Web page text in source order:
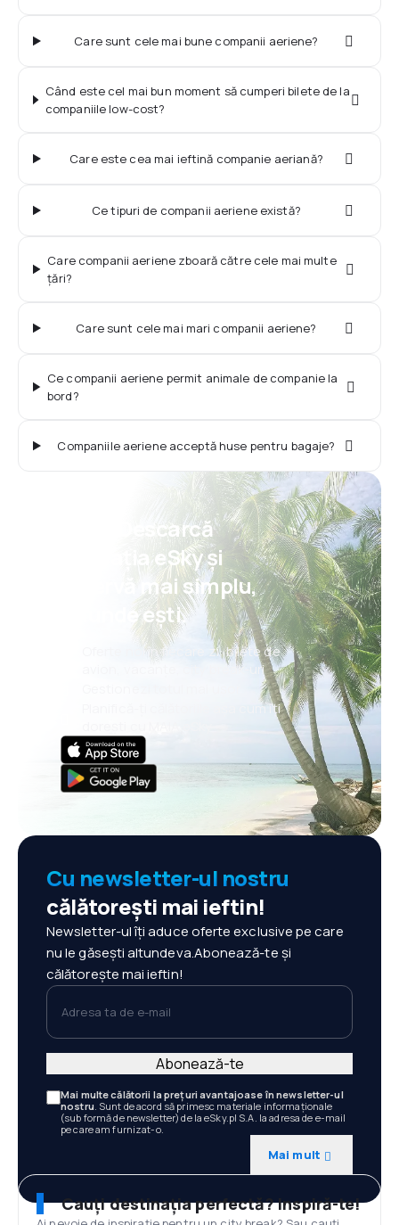
Dimensiunea și greutatea bagajelor - Pegasus
Dimensiunea și greutatea bagajelor - FlyDubai
Drepturile și obligațiile pasagerului
Care sunt cele mai bune companii aeriene?
Când este cel mai bun moment să cumperi bilete de la
companiile low-cost?
Care este cea mai ieftină companie aeriană?
Ce tipuri de companii aeriene există?
Care companii aeriene zboară către cele mai multe
țări?
Care sunt cele mai mari companii aeriene?
Ce companii aeriene permit animale de companie la
bord?
Companiile aeriene acceptă huse pentru bagaje?
Psst! Descarcă
aplicația eSky și
rezervă mai simplu,
oriunde ești.
Oferte noi în fiecare zi: bilete de
avion, vacanțe, city break-uri
Planifică-ți călătoriile așa cum îți
Cu newsletter-ul nostru
călătorești mai ieftin!
Newsletter-ul îți aduce oferte exclusive pe care
nu le găsești altundeva.Abonează-te și
călătorește mai ieftin!
Adresa ta de e-mail
Mai multe călătorii la prețuri avantajoase în newsletter-ul
nostru. Sunt de acord să primesc materiale informaționale
(sub formă de newsletter) de la eSky.pl S.A. la adresa de e-mail
pe care am furnizat-o.
Mai mult
Abonează-te
Cauți destinația perfectă? Inspiră-te!